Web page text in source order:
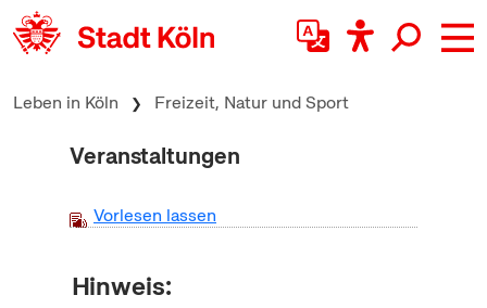
zum Inhalt springen
Leben in Köln Freizeit, Natur und Sport
Veranstaltungen
Vorlesen lassen
Hinweis: